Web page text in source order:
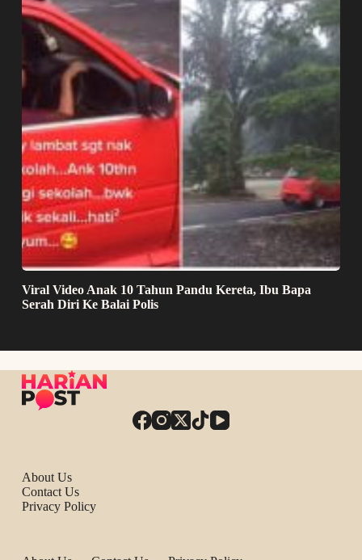
Viral Video Anak 10 Tahun Pandu Kereta, Ibu Bapa
Serah Diri Ke Balai Polis
About Us
Contact Us
Privacy Policy